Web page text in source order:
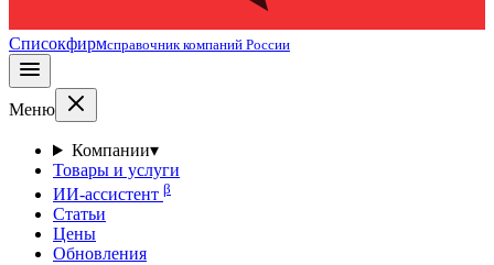
Списокфирмсправочник компаний России
Меню
Компании▾
Товары и услуги
ИИ-ассистент β
Статьи
Цены
Обновления